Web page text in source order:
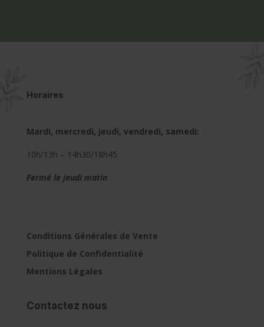
Horaires
Mardi, mercredi, jeudi, vendredi, samedi:
10h/13h – 14h30/18h45
Fermé le jeudi matin
Conditions Générales de Vente
Politique de Confidentialité
Mentions Légales
Contactez nous